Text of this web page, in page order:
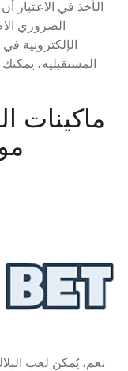
الضروري
الإلكترونية
المستقبلية،
ماكينات
نعم، يُمكن لعب